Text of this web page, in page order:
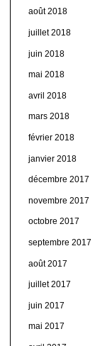
août 2018
juillet 2018
juin 2018
mai 2018
avril 2018
mars 2018
février 2018
janvier 2018
décembre 2017
novembre 2017
octobre 2017
septembre 2017
août 2017
juillet 2017
juin 2017
mai 2017